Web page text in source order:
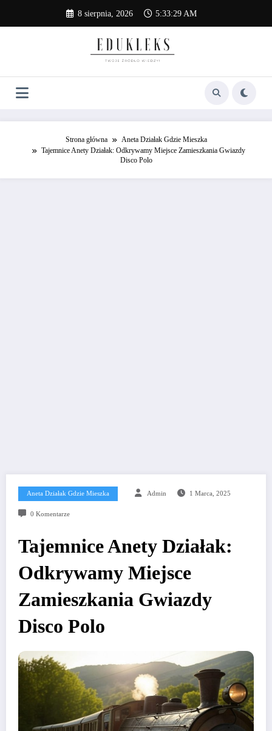
content
8 sierpnia, 2026 5:33:30 AM
Strona główna
Aneta Działak Gdzie Mieszka
Tajemnice Anety Działak: Odkrywamy Miejsce Zamieszkania Gwiazdy
Disco Polo
Aneta Działak Gdzie Mieszka Admin 1 Marca, 2025
0 Komentarze
Tajemnice Anety Działak:
Odkrywamy Miejsce
Zamieszkania Gwiazdy
Disco Polo